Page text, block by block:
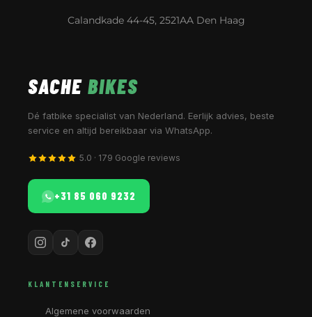
Calandkade 44-45, 2521AA Den Haag
SACHE BIKES
Dé fatbike specialist van Nederland. Eerlijk advies, beste
service en altijd bereikbaar via WhatsApp.
5.0 · 179 Google reviews
+31 85 060 9232
KLANTENSERVICE
Algemene voorwaarden